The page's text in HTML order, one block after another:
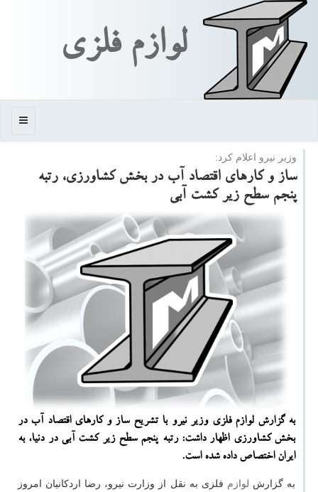
لوازم فلزی
منو
وزیر نیرو اعلام كرد:
ساز و كارهای اقتصاد آب در بخش كشاورزی، رتبه
پنجم سطح زیر كشت آبی
به گزارش لوازم فلزی وزیر نیرو با تشریح ساز و كارهای اقتصاد آب در
بخش كشاورزی اظهار داشت: رتبه پنجم سطح زیر كشت آبی در دنیا، به
ایران اختصاص داده شده است.
به گزارش لوازم فلزی به نقل از وزارت نیرو، رضا اردكانیان امروز